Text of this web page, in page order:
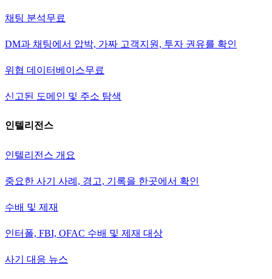
채팅 분석무료
DM과 채팅에서 압박, 가짜 고객지원, 투자 권유를 확인
위협 데이터베이스무료
신고된 도메인 및 주소 탐색
인텔리전스
인텔리전스 개요
중요한 사기 사례, 경고, 기록을 한곳에서 확인
수배 및 제재
인터폴, FBI, OFAC 수배 및 제재 대상
사기 대응 뉴스